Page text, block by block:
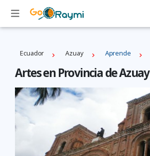
Ecuador Azuay Aprende
Artes en Provincia de Azuay